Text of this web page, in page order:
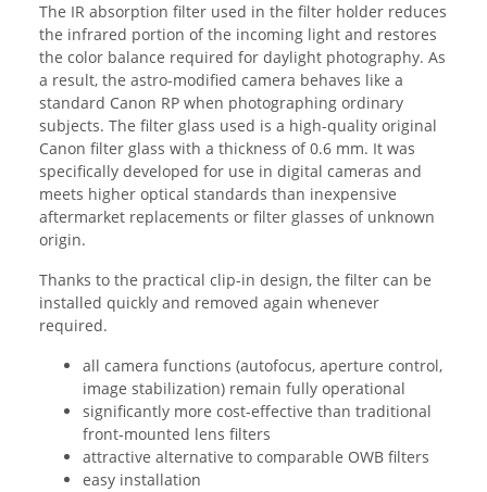
The IR absorption filter used in the filter holder reduces
the infrared portion of the incoming light and restores
the color balance required for daylight photography. As
a result, the astro-modified camera behaves like a
standard Canon RP when photographing ordinary
subjects. The filter glass used is a high-quality original
Canon filter glass with a thickness of 0.6 mm. It was
specifically developed for use in digital cameras and
meets higher optical standards than inexpensive
aftermarket replacements or filter glasses of unknown
origin.
Thanks to the practical clip-in design, the filter can be
installed quickly and removed again whenever
required.
all camera functions (autofocus, aperture control,
image stabilization) remain fully operational
significantly more cost-effective than traditional
front-mounted lens filters
attractive alternative to comparable OWB filters
easy installation